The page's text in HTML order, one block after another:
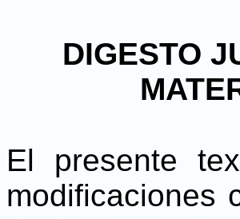
DIGESTO
El presente
modificaciones